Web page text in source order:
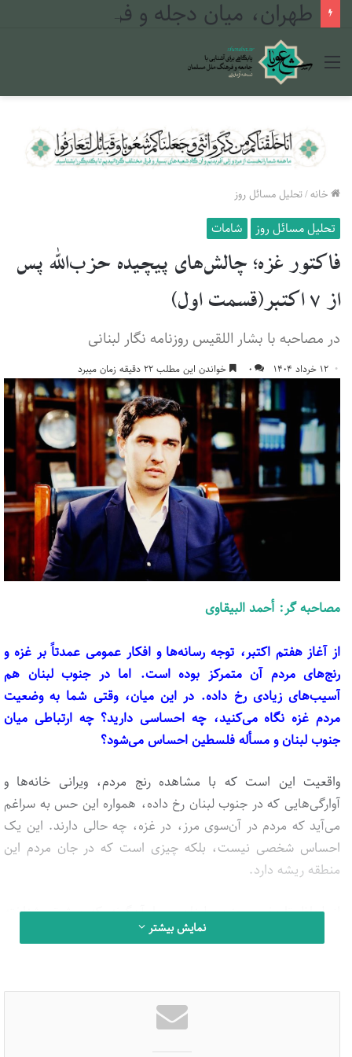
طهران، میان دجله و فرات
منو
خانه/تحلیل مسائل روز
تحلیل مسائل روز شامات
فاکتور غزه؛ چالش‌های پیچیده حزب‌الله پس
از ۷ اکتبر(قسمت اول)
در مصاحبه با بشار اللقیس روزنامه نگار لبنانی
۱۲ خرداد ۱۴۰۴ ۰ خواندن این مطلب ۲۲ دقیقه زمان میبرد
مصاحبه گر: أحمد البیقاوی
از آغاز هفتم اکتبر، توجه رسانه‌ها و افکار عمومی عمدتاً بر غزه و
رنج‌های مردم آن متمرکز بوده است. اما در جنوب لبنان هم
آسیب‌های زیادی رخ داده. در این میان، وقتی شما به وضعیت
مردم غزه نگاه می‌کنید، چه احساسی دارید؟ چه ارتباطی میان
جنوب لبنان و مسأله فلسطین احساس می‌شود؟
واقعیت این است که با مشاهده رنج مردم، ویرانی خانه‌ها و
آوارگی‌هایی که در جنوب لبنان رخ داده، همواره این حس به سراغم
می‌آید که مردم در آن‌سوی مرز، در غزه، چه حالی دارند. این یک
احساس شخصی نیست، بلکه چیزی است که در جان مردم این
منطقه ریشه دارد.
از لحاظ تاریخی، جنوب لبنان – یا آن‌گونه که پیش‌تر شناخته
می‌شد، «جبل عامل» – منطقه‌ای با هویتی مستقل تلقی می‌شد.
نمایش بیشتر